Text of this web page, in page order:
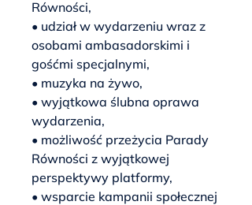
Równości,
• udział w wydarzeniu wraz z
osobami ambasadorskimi i
gośćmi specjalnymi,
• muzyka na żywo,
• wyjątkowa ślubna oprawa
wydarzenia,
• możliwość przeżycia Parady
Równości z wyjątkowej
perspektywy platformy,
• wsparcie kampanii społecznej